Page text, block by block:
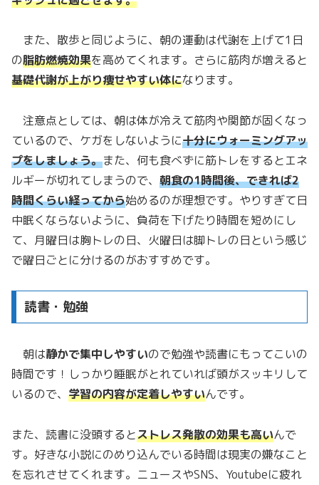
また、散歩と同じように、朝の運動は代謝を上げて1日
の脂肪燃焼効果を高めてくれます。さらに筋肉が増えると
基礎代謝が上がり痩せやすい体になります。
注意点としては、朝は体が冷えて筋肉や関節が固くなっ
ているので、ケガをしないように十分にウォーミングアッ
プをしましょう。また、何も食べずに筋トレをするとエネ
ルギーが切れてしまうので、 朝食の1時間後、できれば2
時間くらい経ってから始めるのが理想です。やりすぎて日
中眠くならないように、負荷を下げたり時間を短めにし
て、月曜日は胸トレの日、火曜日は脚トレの日という感じ
で曜日ごとに分けるのがおすすめです。
読書・勉強
朝は静かで集中しやすいので勉強や読書にもってこいの
時間です！しっかり睡眠がとれていれば頭がスッキリして
いるので、 学習の内容が定着しやすいんです。
また、読書に没頭するとストレス発散の効果も高いんで
す。好きな小説にのめり込んでいる時間は現実の嫌なこと
を忘れさせてくれます。ニュースやSNS、Youtubeに疲れ